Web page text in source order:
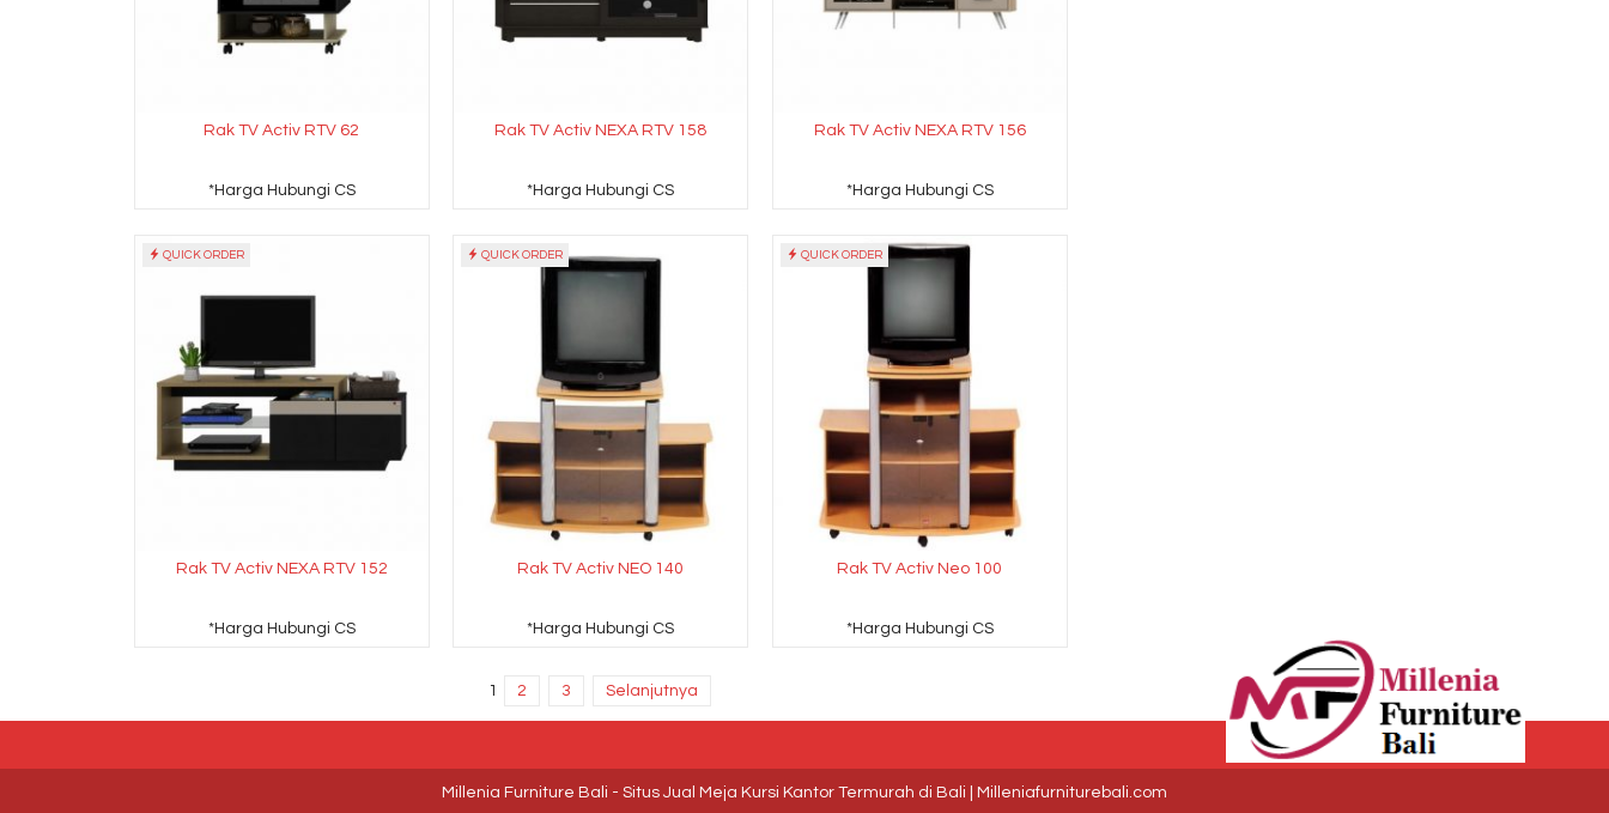
Rak TV Activ RTV 62
*Harga Hubungi CS
Rak TV Activ NEXA RTV 158
*Harga Hubungi CS
Rak TV Activ NEXA RTV 156
*Harga Hubungi CS
QUICK ORDER
Rak TV Activ NEXA RTV 152
*Harga Hubungi CS
QUICK ORDER
Rak TV Activ NEO 140
*Harga Hubungi CS
QUICK ORDER
Rak TV Activ Neo 100
*Harga Hubungi CS
1 2 3 Selanjutnya
Millenia Furniture Bali - Situs Jual Meja Kursi Kantor Termurah di Bali | Milleniafurniturebali.com